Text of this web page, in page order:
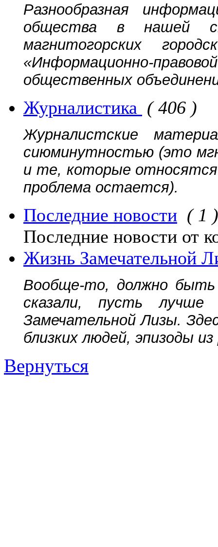
Разнообразная
общества в нашей
магнитогорских
«Информационно-
общественных
Журналистика ( 406 )
Журналистские
сиюминутностью (это
и те, которые относятся
проблема остается).
Последние новости ( 1 )
Последние новости от
Жизнь Замечательной
Вообще-то, должно быть
сказали, пусть
Замечательной Лизы.
близких людей, эпизоды
Вернуться